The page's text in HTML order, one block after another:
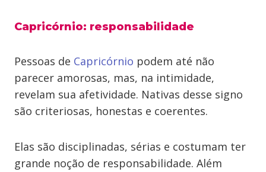
Capricórnio: responsabilidade
Pessoas de Capricórnio podem até não
parecer amorosas, mas, na intimidade,
revelam sua afetividade. Nativas desse signo
são criteriosas, honestas e coerentes.
Elas são disciplinadas, sérias e costumam ter
grande noção de responsabilidade. Além